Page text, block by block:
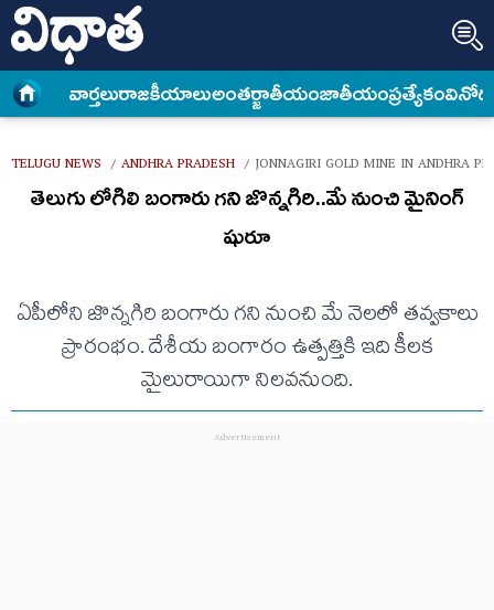
వార్త‌లురాజకీయాలుఅంత‌ర్జాతీయంజాతీయంప్రత్యేకం
TELUGU NEWS / ANDHRA PRADESH / JONNAGIRI GOLD MINE IN ANDHRA
తెలుగు లోగిలి బంగారు గని జొన్నగిరి..మే నుంచి మైనింగ్
షురూ
ఏపీలోని జొన్నగిరి బంగారు గని నుంచి మే నెలలో తవ్వకాలు
ప్రారంభం. దేశీయ బంగారం ఉత్పత్తికి ఇది కీలక
మైలురాయిగా నిలవనుంది.